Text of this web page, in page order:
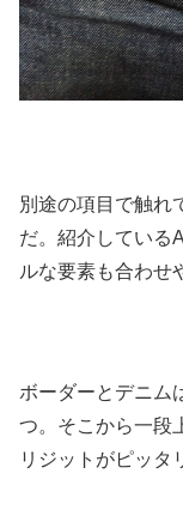
別途の項目で触れ
だ。 紹介している
ルな要素も合わせ
ボーダーとデニム
つ。 そこから一段
リジットがピッタ